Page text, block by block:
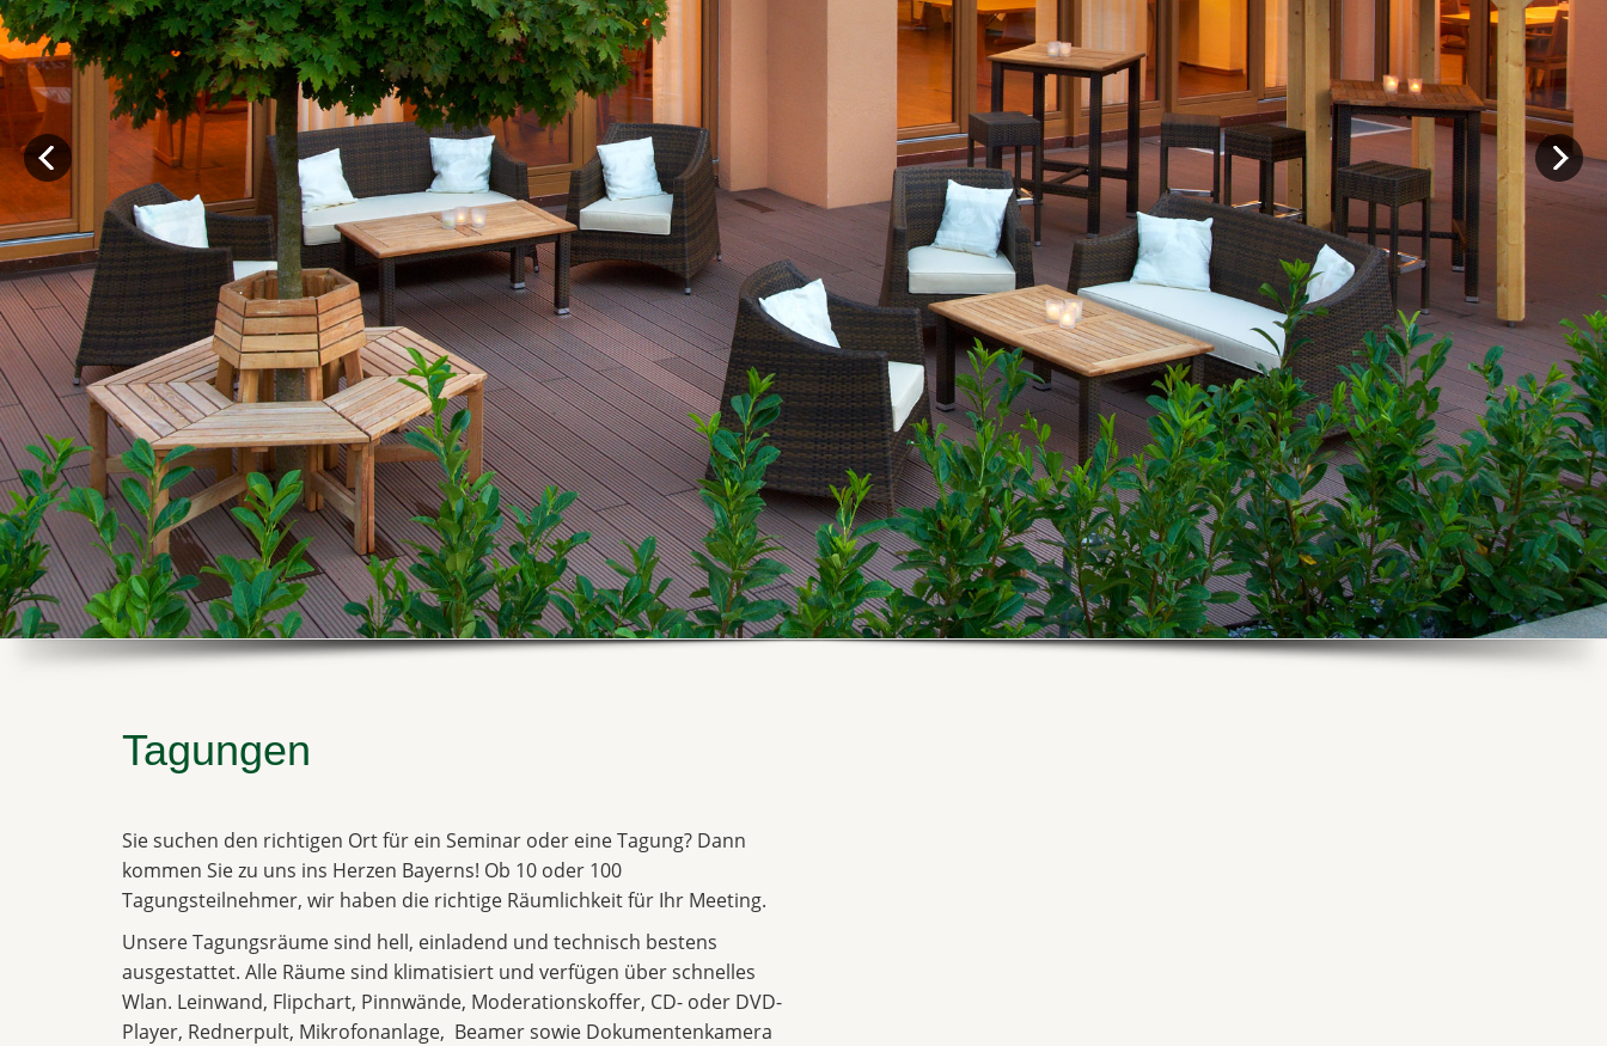
Tagungen
Sie suchen den richtigen Ort für ein Seminar oder eine Tagung? Dann
kommen Sie zu uns ins Herzen Bayerns! Ob 10 oder 100
Tagungsteilnehmer, wir haben die richtige Räumlichkeit für Ihr Meeting.
Unsere Tagungsräume sind hell, einladend und technisch bestens
ausgestattet. Alle Räume sind klimatisiert und verfügen über schnelles
Wlan. Leinwand, Flipchart, Pinnwände, Moderationskoffer, CD- oder DVD-
Player, Rednerpult, Mikrofonanlage, Beamer sowie Dokumentenkamera